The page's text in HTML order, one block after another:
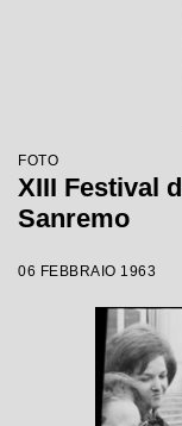
FOTO
XIII Festival
Sanremo
06 FEBBRAIO 1963